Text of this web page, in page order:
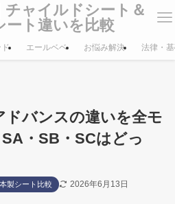
ャイルドシート＆
ート違いを比較
エールベベ お悩み解決 法律・
ドバンスの違いを全モ
・SB・SCはどっ
製シート比較 2026年6月13日